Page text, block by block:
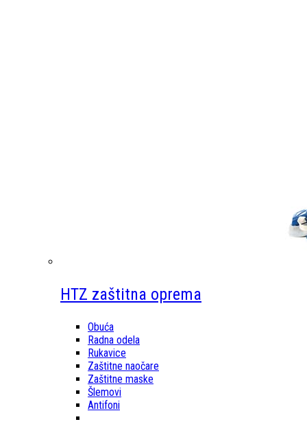
HTZ zaštitna oprema
Obuća
Radna odela
Rukavice
Zaštitne naočare
Zaštitne maske
Šlemovi
Antifoni